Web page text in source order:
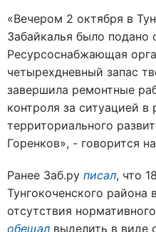
«Вечером 2 октября в
Забайкалья было подано
Ресурсоснабжающая
четырехдневный запас
завершила ремонтные
контроля за ситуацией
территориального
Горенков», - говорится
Ранее Заб.ру писал, что
Тунгокоченского
отсутствия
обещал выделить в виде